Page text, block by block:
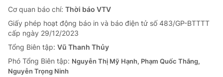
Cơ quan báo chí: Thời báo VTV
Giấy phép hoạt động báo in và báo điện tử số 483/GP-BTTTT
cấp ngày 29/12/2023
Tổng Biên tập: Vũ Thanh Thủy
Phó Tổng Biên tập: Nguyễn Thị Mỹ Hạnh, Phạm Quốc Thắng,
Nguyễn Trọng Ninh